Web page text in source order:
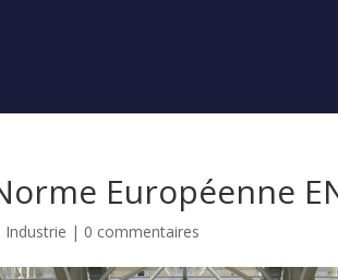
Européenne
Industrie | 0 commentaires